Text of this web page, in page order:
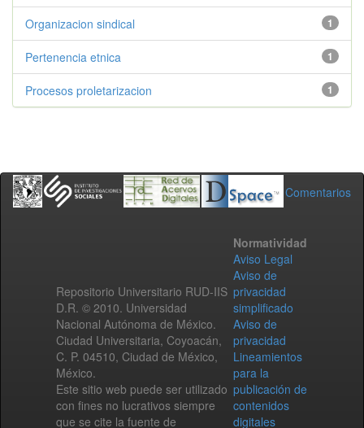
1
Organizacion sindical
1
Pertenencia etnica
1
Procesos proletarizacion
Comentarios
Repositorio Universitario RUD-IIS
D.R. © 2010. Universidad
Nacional Autónoma de México.
Ciudad Universitaria, Coyoacán,
C. P. 04510, Ciudad de México,
México.
Este sitio web puede ser utilizado
con fines no lucrativos siempre
que se cite la fuente de
Normatividad
Aviso Legal
Aviso de
privacidad
simplificado
Aviso de
privacidad
Lineamientos
para la
publicación de
contenidos
digitales